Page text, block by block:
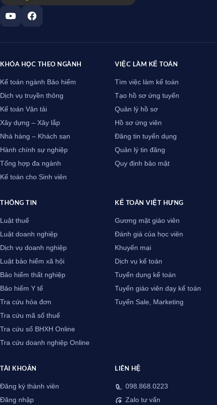
KHÓA HỌC THEO NGÀNH
Kế toán ngành Bảo hiểm
Dịch vụ truyền thông
Kế toán Vận tải
Xây dựng – Xây lắp
Nhà hàng – Khách sạn
Hành chính sự nghiệp
Tổng hợp đa ngành
Kế toán cho Sinh viên
VIỆC LÀM KẾ TOÁN
Tìm việc làm kế toán
Tạo hồ sơ ứng tuyển
Quản lý hồ sơ
Hồ sơ ứng viên
Đăng tin tuyển dụng
Quản lý tin đăng
Quy định bảo mật
THÔNG TIN
Luật thuế
Luật doanh nghiệp
Dịch vụ doanh nghiệp
Luật bảo hiểm xã hội
Bảo hiểm thất nghiệp
Bảo hiểm Y tế
Tra cứu hóa đơn
Tra cứu mã số thuế
Tra cứu sổ BHXH Online
Tra cứu doanh nghiệp Online
KẾ TOÁN VIỆT HƯNG
Gương mặt giáo viên
Đánh giá của học viên
Khuyến mại
Dịch vụ kế toán
Tuyển dụng kế toán
Tuyển giáo viên dạy kế toán
Tuyển Sale, Marketing
TÀI KHOẢN
Đăng ký thành viên
Đăng nhập
LIÊN HỆ
098.868.0223
Zalo tư vấn